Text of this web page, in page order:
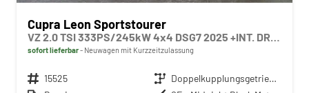
Cupra Leon Sportstourer
VZ 2.0 TSI 333PS/245kW 4x4 DSG7 2025 +INT. DRIVE+MATRIX+AHK+Erweiterte Garantie.
sofort lieferbar Neuwagen mit Kurzzeitzulassung
Fahrzeugnr. 15525 Getriebe
Doppelkupplungsgetriebe (DSG)